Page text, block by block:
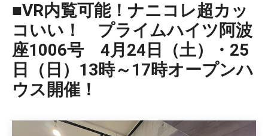
■VR内覧可能！ナニコレ超カッ
コいい！ プライムハイツ阿波
座1006号 4月24日（土）・25
日（日）13時～17時オープンハ
ウス開催！